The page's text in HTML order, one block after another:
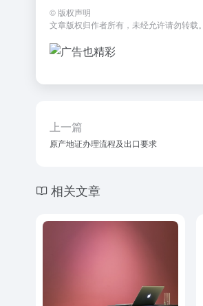
© 版权声明
文章版权归作者所有，未经允许请勿转载。
上一篇
原产地证办理流程及出口要求
相关文章